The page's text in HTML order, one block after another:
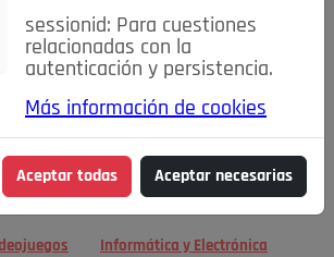
Inmobiliaria Construcción y Reformas
Moda Accesorios Ropa Motor
Motor y Accesorios Motos Ocio
Coleccionismo Otros Otros
Informática y Electrónica
sessionid: Para cuestiones
relacionadas con la
autenticación y persistencia.
Más información de cookies
Aceptar todas Aceptar necesarias